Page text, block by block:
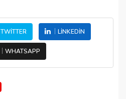
TWITTER LINKEDIN
WHATSAPP